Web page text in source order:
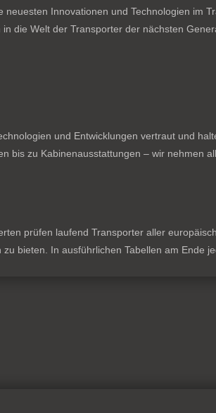
Innovationen und Technologien im
die Welt der Transporter der nächsten
und Entwicklungen vertraut und
bis zu Kabinenausstattungen – wir nehmen
prüfen laufend Transporter aller
bieten. In ausführlichen Tabellen am Ende